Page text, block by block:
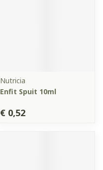
Nutricia
Enfit Spuit 10ml
€ 0,52